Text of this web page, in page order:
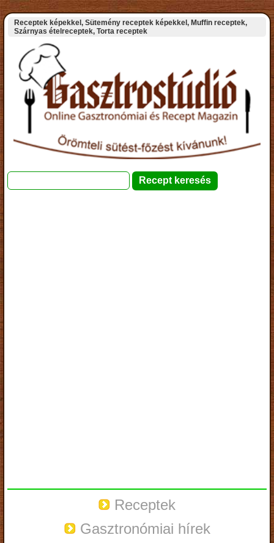
Receptek képekkel, Sütemény receptek képekkel, Muffin receptek,
Szárnyas ételreceptek, Torta receptek
Receptek
Gasztronómiai hírek